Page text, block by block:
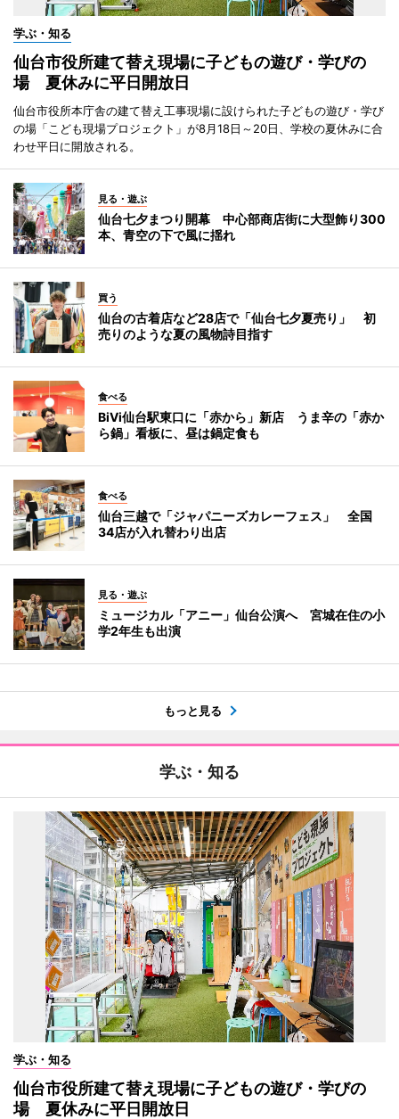
学ぶ・知る
仙台市役所建て替え現場に子どもの遊び・学びの
場 夏休みに平日開放日
仙台市役所本庁舎の建て替え工事現場に設けられた子どもの遊び・学び
の場「こども現場プロジェクト」が8月18日～20日、学校の夏休みに合
わせ平日に開放される。
見る・遊ぶ
仙台七夕まつり開幕 中心部商店街に大型飾り300
本、青空の下で風に揺れ
買う
仙台の古着店など28店で「仙台七夕夏売り」 初
売りのような夏の風物詩目指す
食べる
BiVi仙台駅東口に「赤から」新店 うま辛の「赤か
ら鍋」看板に、昼は鍋定食も
食べる
仙台三越で「ジャパニーズカレーフェス」 全国
34店が入れ替わり出店
見る・遊ぶ
ミュージカル「アニー」仙台公演へ 宮城在住の小
学2年生も出演
もっと見る
学ぶ・知る
学ぶ・知る
仙台市役所建て替え現場に子どもの遊び・学びの
場 夏休みに平日開放日